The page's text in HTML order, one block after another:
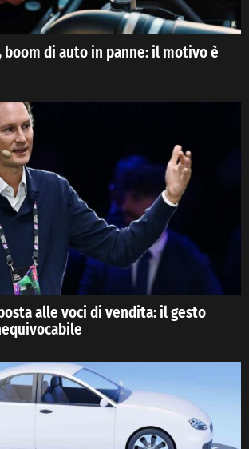
di auto in panne: il motivo è
alle voci di vendita: il gesto